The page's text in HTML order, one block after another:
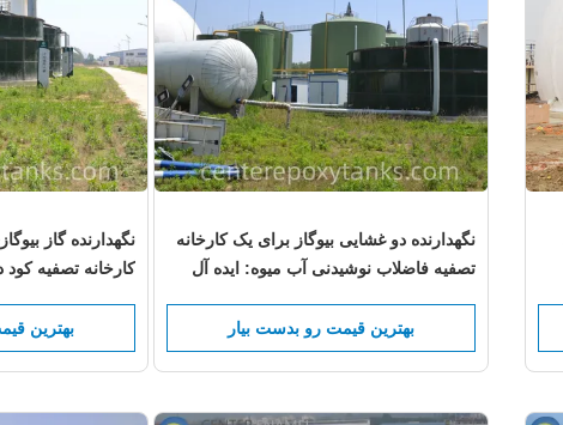
نگهدارنده دو غشایی بیوگاز برای یک کارخانه
تصفیه فاضلاب نوشیدنی آب میوه: ایده آل
قند بالا و pH پایینبهترین قیمت رو بدست بیار
نگهدارنده گاز
کارخانه تصفیه
بیوگازی زباله
بهترین